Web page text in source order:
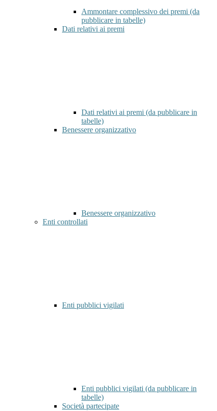
Ammontare complessivo dei premi (da
pubblicare in tabelle)
Dati relativi ai premi
Dati relativi ai premi (da pubblicare in
tabelle)
Benessere organizzativo
Benessere organizzativo
Enti controllati
Enti pubblici vigilati
Enti pubblici vigilati (da pubblicare in
tabelle)
Società partecipate